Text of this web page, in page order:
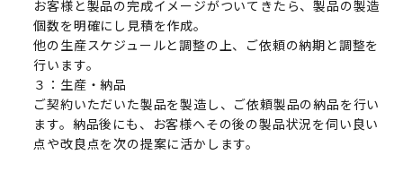
お客様と製品の完成イメージがついてきたら、製品の製造
個数を明確にし見積を作成。
他の生産スケジュールと調整の上、ご依頼の納期と調整を
行います。
３：生産・納品
ご契約いただいた製品を製造し、ご依頼製品の納品を行い
ます。納品後にも、お客様へその後の製品状況を伺い良い
点や改良点を次の提案に活かします。